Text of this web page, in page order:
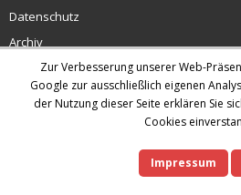
Datenschutz
Archiv
Theme byThink Up Themes Ltd.
Zur Verbesserung unserer Web-
Google zur ausschließlich eigenen
der Nutzung dieser Seite erklären Sie
Cookies
Impressum